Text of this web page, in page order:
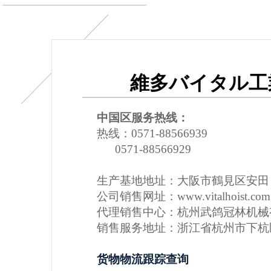
維多バイタル
中国区服务热线：
热线：0571-88566939
0571-88566929
生产基地地址：大阪市鶴見区安
公司销售网址：www.vitalhoist.com
代理销售中心：杭州武鸽冠林机
销售服务地址：浙江省杭州市下
货物物流跟踪查询